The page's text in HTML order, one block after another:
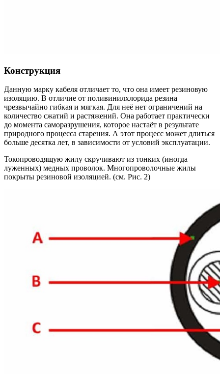
Конструкция
Данную марку кабеля отличает то, что она имеет резиновую
изоляцию. В отличие от поливинилхлорида резина
чрезвычайно гибкая и мягкая. Для неё нет ограничений на
количество сжатий и растяжений. Она работает практически
до момента саморазрушения, которое настаёт в результате
природного процесса старения. А этот процесс может длиться
больше десятка лет, в зависимости от условий эксплуатации.
Токопроводящую жилу скручивают из тонких (иногда
луженных) медных проволок. Многопроволочные жилы
покрыты резиновой изоляцией. (см. Рис. 2)